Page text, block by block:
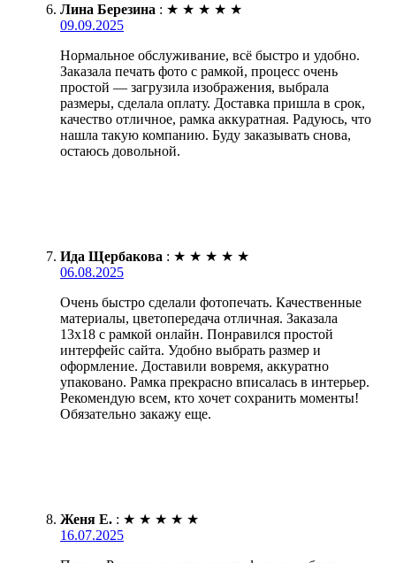
Лина Березина : ★ ★ ★ ★ ★
09.09.2025
Нормальное обслуживание, всё быстро и удобно.
Заказала печать фото с рамкой, процесс очень
простой — загрузила изображения, выбрала
размеры, сделала оплату. Доставка пришла в срок,
качество отличное, рамка аккуратная. Радуюсь, что
нашла такую компанию. Буду заказывать снова,
остаюсь довольной.
Ида Щербакова : ★ ★ ★ ★ ★
06.08.2025
Очень быстро сделали фотопечать. Качественные
материалы, цветопередача отличная. Заказала
13х18 с рамкой онлайн. Понравился простой
интерфейс сайта. Удобно выбрать размер и
оформление. Доставили вовремя, аккуратно
упаковано. Рамка прекрасно вписалась в интерьер.
Рекомендую всем, кто хочет сохранить моменты!
Обязательно закажу еще.
Женя Е. : ★ ★ ★ ★ ★
16.07.2025